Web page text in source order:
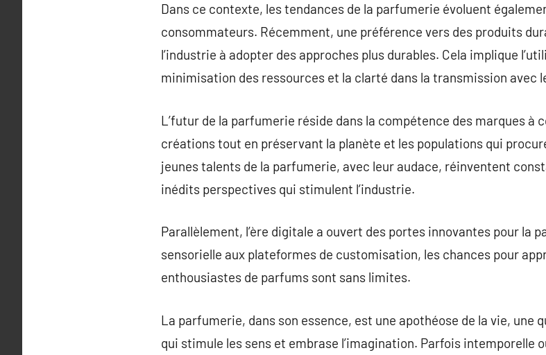
Dans ce contexte, les tendances de la parfumerie évoluent
consommateurs. Récemment, une préférence vers des produits
l’industrie à adopter des approches plus durables. Cela implique
minimisation des ressources et la clarté dans la transmission avec
L’futur de la parfumerie réside dans la compétence des marques à
créations tout en préservant la planète et les populations qui
jeunes talents de la parfumerie, avec leur audace, réinventent
inédits perspectives qui stimulent l’industrie.
Parallèlement, l’ère digitale a ouvert des portes innovantes pour la
sensorielle aux plateformes de customisation, les chances pour
enthousiastes de parfums sont sans limites.
La parfumerie, dans son essence, est une apothéose de la vie, une
qui stimule les sens et embrase l’imagination. Parfois